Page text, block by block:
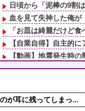
日頃から「泥棒の9割
血を見て失神した俺
「お皿は綺麗だけど
【自業自得】自主的
【動画】地震発生時
【動画】両方馬鹿（笑
時間指定で荷物待機→
毎日暑いから雪に関連
が耳に残ってしまっ...